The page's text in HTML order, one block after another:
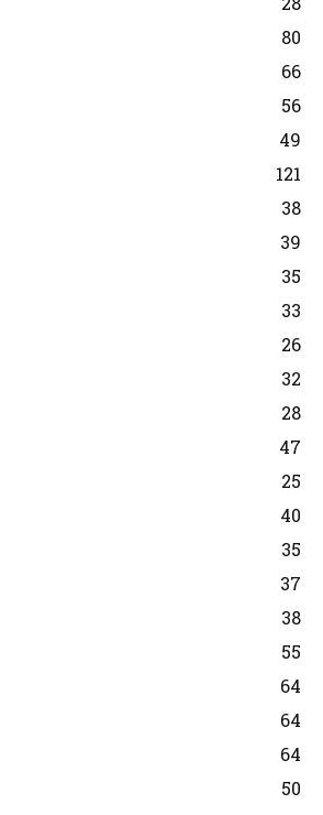
80
66
56
49
121
38
39
35
33
26
32
28
47
25
40
35
37
38
55
64
64
64
50